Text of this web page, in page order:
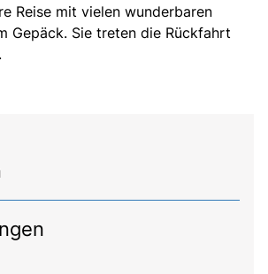
Reise mit vielen wunderbaren
Gepäck. Sie treten die Rückfahrt